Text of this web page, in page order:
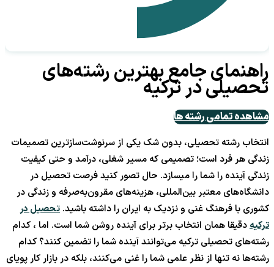
راهنمای جامع بهترین رشته‌های
تحصیلی در ترکیه
مشاهده تمامی رشته ها
انتخاب رشته‌ تحصیلی، بدون شک یکی از سرنوشت‌سازترین تصمیمات
زندگی هر فرد است؛ تصمیمی که مسیر شغلی، درآمد و حتی کیفیت
زندگی آینده را شما را میسازد. حال تصور کنید فرصت تحصیل در
دانشگاه‌های معتبر بین‌المللی، هزینه‌های مقرون‌به‌صرفه و زندگی در
کشوری با فرهنگ غنی و نزدیک به ایران را داشته باشید. تحصیل در
ترکیهدقیقا همان انتخاب برتر برای آینده روشن شما است. اما ، کدام
رشته‌های تحصیلی ترکیه می‌توانند آینده شما را تضمین کنند؟ کدام
رشته‌ها نه تنها از نظر علمی شما را غنی می‌کنند، بلکه در بازار کار پویای